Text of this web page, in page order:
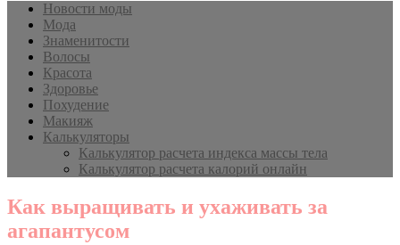
Новости моды
Мода
Знаменитости
Волосы
Красота
Здоровье
Похудение
Макияж
Калькуляторы
Калькулятор расчета индекса массы тела
Калькулятор расчета калорий онлайн
Как выращивать и ухаживать за
агапантусом